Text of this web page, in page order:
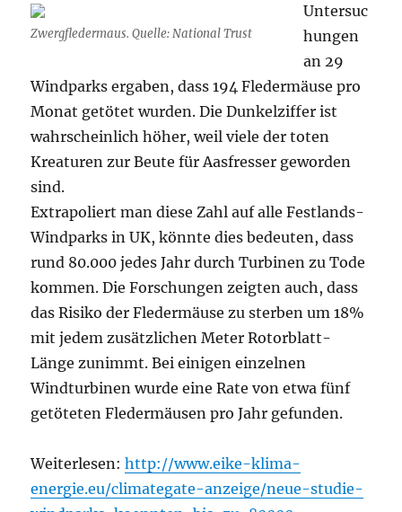
Zwergfledermaus. Quelle: National Trust
Untersuc
hungen
an 29
Windparks ergaben, dass 194 Fledermäuse pro
Monat getötet wurden. Die Dunkelziffer ist
wahrscheinlich höher, weil viele der toten
Kreaturen zur Beute für Aasfresser geworden
sind.
Extrapoliert man diese Zahl auf alle Festlands-
Windparks in UK, könnte dies bedeuten, dass
rund 80.000 jedes Jahr durch Turbinen zu Tode
kommen. Die Forschungen zeigten auch, dass
das Risiko der Fledermäuse zu sterben um 18%
mit jedem zusätzlichen Meter Rotorblatt-
Länge zunimmt. Bei einigen einzelnen
Windturbinen wurde eine Rate von etwa fünf
getöteten Fledermäusen pro Jahr gefunden.
Weiterlesen:http://www.eike-klima-
energie.eu/climategate-anzeige/neue-studie-